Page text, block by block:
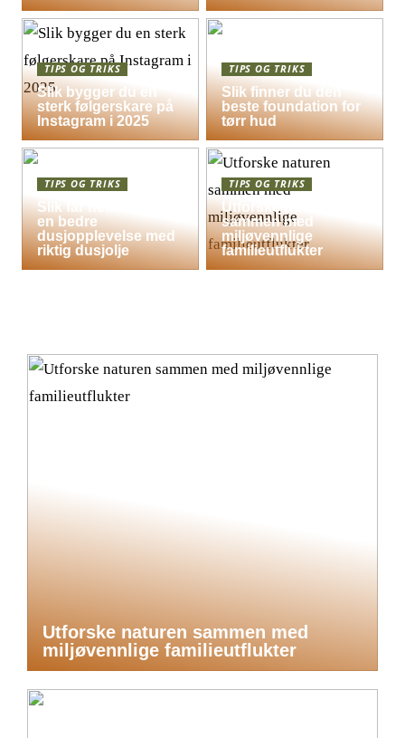
TIPS OG TRIKS
Slik bygger du en
sterk følgerskare på
Instagram i 2025
TIPS OG TRIKS
Slik finner du den
beste foundation for
tørr hud
TIPS OG TRIKS
Slik får hele familien
en bedre
dusjopplevelse med
riktig dusjolje
TIPS OG TRIKS
Utforske naturen
sammen med
miljøvennlige
familieutflukter
Utforske naturen sammen med
miljøvennlige familieutflukter